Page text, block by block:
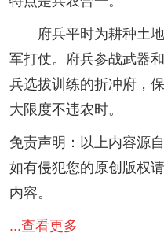
府兵平时为耕种土地
军打仗。府兵参战武器
兵选拔训练的折冲府，
大限度不违农时。
免责声明：以上内容源
如有侵犯您的原创版权
内容。
...查看更多